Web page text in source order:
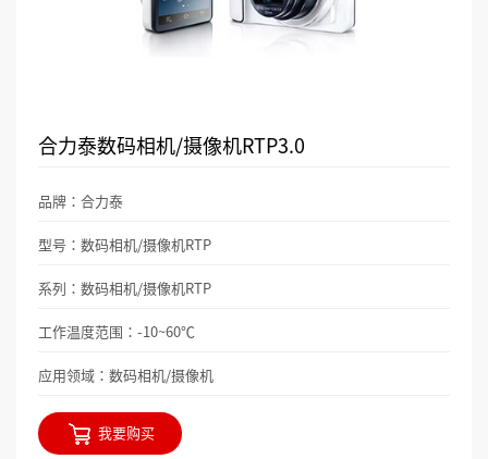
合力泰数码相机/摄像机RTP3.0
品牌：合力泰
型号：数码相机/摄像机RTP
系列：数码相机/摄像机RTP
工作温度范围：-10~60℃
应用领域：数码相机/摄像机
我要购买